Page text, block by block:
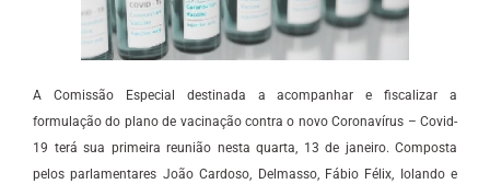
A Comissão Especial destinada a acompanhar e fiscalizar a
formulação do plano de vacinação contra o novo Coronavírus – Covid-
19 terá sua primeira reunião nesta quarta, 13 de janeiro. Composta
pelos parlamentares João Cardoso, Delmasso, Fábio Félix, Iolando e